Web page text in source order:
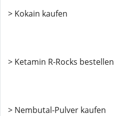
> Kokain kaufen
> Ketamin R-Rocks bestellen
> Nembutal-Pulver kaufen